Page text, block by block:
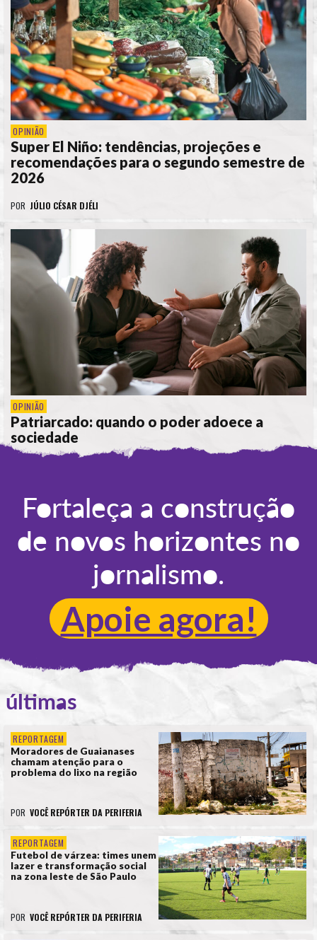
OPINIÃO
Super El Niño: tendências, projeções e
recomendações para o segundo semestre de
2026
POR JÚLIO CÉSAR DJÉLI
OPINIÃO
Patriarcado: quando o poder adoece a
sociedade
Fortaleça a construção
de novos horizontes no
jornalismo.
Apoie agora!
últimas
REPORTAGEM
Moradores de Guaianases
chamam atenção para o
problema do lixo na região
POR VOCÊ REPÓRTER DA PERIFERIA
REPORTAGEM
Futebol de várzea: times unem
lazer e transformação social
na zona leste de São Paulo
POR VOCÊ REPÓRTER DA PERIFERIA